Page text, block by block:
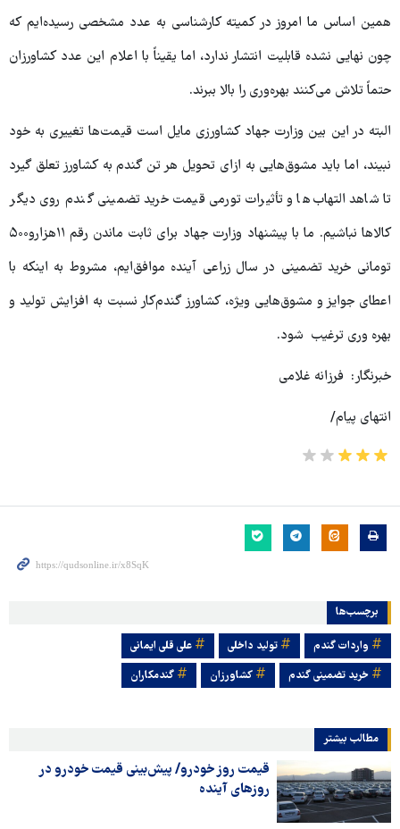
همین اساس ما امروز در کمیته کارشناسی به عدد مشخصی رسیده‌ایم که
چون نهایی نشده قابلیت انتشار ندارد، اما یقیناً با اعلام این عدد کشاورزان
حتماً تلاش می‌کنند بهره‌وری را بالا ببرند.
البته در این بین وزارت جهاد کشاورزی مایل است قیمت‌ها تغییری به خود
نبیند، اما باید مشوق‌هایی به ازای تحویل هر تن گندم به کشاورز تعلق گیرد
تا شاهد التهاب‌ها و تأثیرات تورمی قیمت خرید تضمینی گندم روی دیگر
کالاها نباشیم. ما با پیشنهاد وزارت جهاد برای ثابت ماندن رقم ۱۱هزارو۵۰۰
تومانی خرید تضمینی در سال زراعی آینده موافق‌ایم، مشروط به اینکه با
اعطای جوایز و مشوق‌هایی ویژه، کشاورز گندم‌کار نسبت به افزایش تولید و
بهره وری ترغیب شود.
خبرنگار: فرزانه غلامی
انتهای پیام/
برچسب‌ها
واردات گندم تولید داخلی
علی قلی ایمانی
خرید تضمینی گندم
کشاورزان گندمکاران
مطالب بیشتر
قیمت روز خودرو/ پیش‌بینی قیمت خودرو در
روزهای آینده